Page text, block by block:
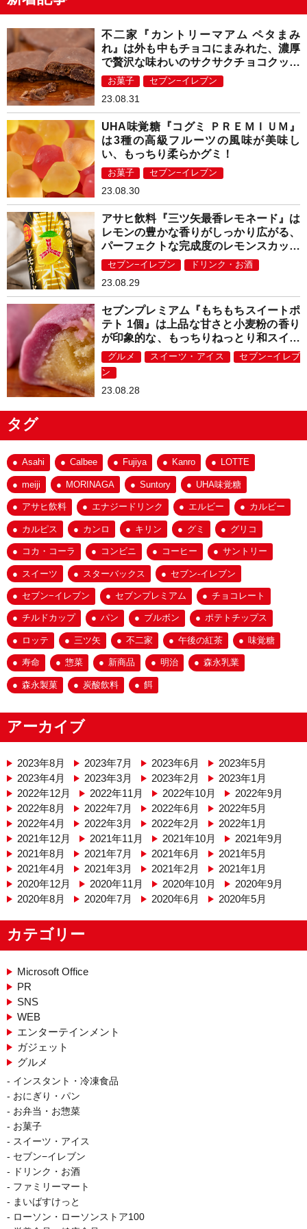
不二家『カントリーマアム ペタまみ
れ』は外も中もチョコにまみれた、濃厚
で贅沢な味わいのサクサクチョコクッキ
ー！
お菓子 セブン−イレブン
23.08.31
UHA味覚糖『コグミ ＰＲＥＭＩＵＭ』
は3種の高級フルーツの風味が美味し
い、もっちり柔らかグミ！
お菓子 セブン−イレブン
23.08.30
アサヒ飲料『三ツ矢最香レモネード』は
レモンの豊かな香りがしっかり広がる、
パーフェクトな完成度のレモンスカッシ
ュ！
セブン−イレブン ドリンク・お酒
23.08.29
セブンプレミアム『もちもちスイートポ
テト 1個』は上品な甘さと小麦粉の香り
が印象的な、もっちりねっとり和スイー
ツ！
グルメ スイーツ・アイス
セブン−イレブ
ン
23.08.28
タグ
Asahi Calbee Fujiya Kanro LOTTE
meiji MORINAGA Suntory UHA味覚糖
アサヒ飲料 エナジードリンク エルビー カルビー
カルピス カンロ キリン グミ グリコ
コカ・コーラ コンビニ コーヒー サントリー
スイーツ スターバックス セブン-イレブン
セブン−イレブン セブンプレミアム チョコレート
チルドカップ パン ブルボン ポテトチップス
ロッテ 三ツ矢 不二家 午後の紅茶 味覚糖
寿命 惣菜 新商品 明治 森永乳業
森永製菓 炭酸飲料 餌
アーカイブ
2023年8月 2023年7月 2023年6月
2023年5月
2023年4月
2023年3月 2023年2月
2023年1月
2022年12月
2022年11月 2022年10月
2022年9月
2022年8月
2022年7月 2022年6月
2022年5月
2022年4月
2022年3月 2022年2月
2022年1月
2021年12月
2021年11月 2021年10月
2021年9月
2021年8月
2021年7月 2021年6月
2021年5月
2021年4月
2021年3月 2021年2月
2021年1月
2020年12月
2020年11月 2020年10月
2020年9月
2020年8月
2020年7月 2020年6月 2020年5月
カテゴリー
Microsoft Office
PR
SNS
WEB
エンターテインメント
ガジェット
グルメ
インスタント・冷凍食品
おにぎり・パン
お弁当・お惣菜
お菓子
スイーツ・アイス
セブン−イレブン
ドリンク・お酒
ファミリーマート
まいばすけっと
ローソン・ローソンストア100